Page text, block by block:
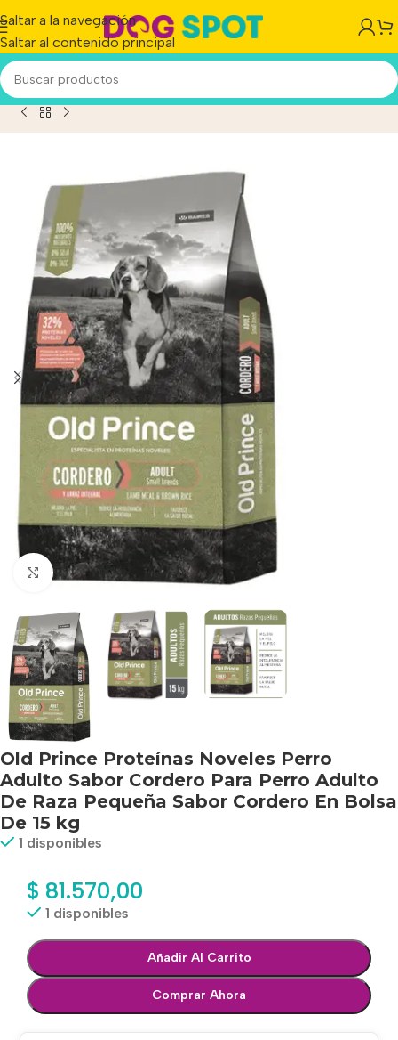
Saltar a la navegación
Saltar al contenido principal
De Raza Pequeña Sabor Cordero En Bolsa De 15 kg
Haga clic para ampliar
Old Prince Proteínas Noveles Perro
Adulto Sabor Cordero Para Perro Adulto
De Raza Pequeña Sabor Cordero En Bolsa
De 15 kg
1 disponibles
$ 81.570,00
1 disponibles
Añadir Al Carrito
Comprar Ahora